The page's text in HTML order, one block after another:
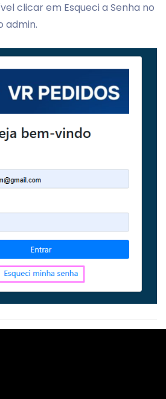
clicar em Esqueci a Senha no
admin.